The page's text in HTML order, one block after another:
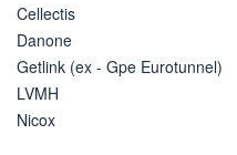
Cellectis
Danone
Getlink (ex - Gpe Eurotunnel)
LVMH
Nicox